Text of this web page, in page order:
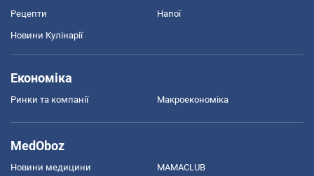
Рецепти Напої
Новини Кулінарії
Економіка
Ринки та компанії Макроекономіка
MedOboz
Новини медицини MAMACLUB